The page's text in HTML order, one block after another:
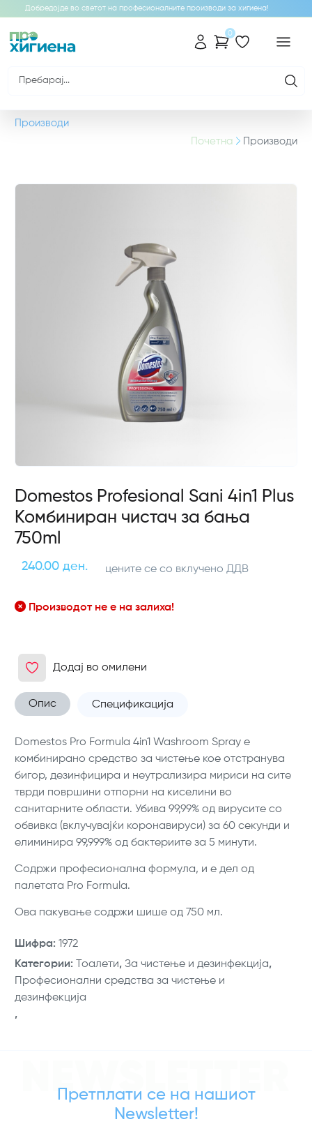
Добредојде во светот на професионалните производи за хигиена!
0
Производи
Почетна
Производи
Domestos Profesional Sani 4in1 Plus
Комбиниран чистач за бања
750ml
240.00 ден. цените се со вклучено ДДВ
Производот не е на залиха!
Додај во омилени
Опис Спецификација
Domestos Pro Formula 4in1 Washroom Spray е
комбинирано средство за чистење кое отстранува
бигор, дезинфицира и неутрализира мириси на сите
тврди површини отпорни на киселини во
санитарните области. Убива 99,99% од вирусите со
обвивка (вклучувајќи коронавируси) за 60 секунди и
елиминира 99,999% од бактериите за 5 минути.
Содржи професионална формула, и е дел од
палетата Pro Formula.
Ова пакување содржи шише од 750 мл.
Шифра: 1972
Категории: Тоалети, За чистење и дезинфекција,
Професионални средства за чистење и
дезинфекција
,
NEWSLETTER
Претплати се на нашиот
Newsletter!